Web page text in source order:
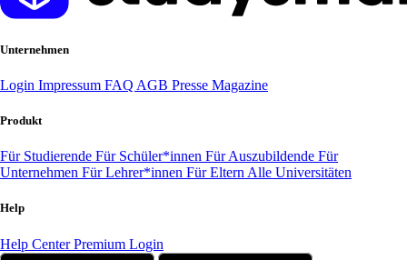
Unternehmen
Login Impressum FAQ AGB Presse Magazine
Produkt
Für Studierende Für Schüler*innen Für Auszubildende Für
Unternehmen Für Lehrer*innen Für Eltern Alle Universitäten
Help
Help CenterPremium Login